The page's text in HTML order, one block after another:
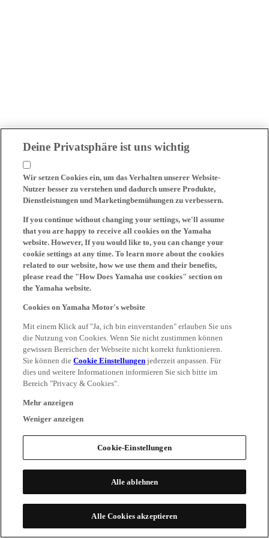
Deine Privatsphäre ist uns wichtig
Wir setzen Cookies ein, um das Verhalten unserer Website-
Nutzer besser zu verstehen und dadurch unsere Produkte,
Dienstleistungen und Marketingbemühungen zu verbessern.
If you continue without changing your settings, we'll assume
that you are happy to receive all cookies on the Yamaha
website. However, If you would like to, you can change your
cookie settings at any time. To learn more about the cookies
related to our website, how we use them and their benefits,
please read the "How Does Yamaha use cookies" section on
the Yamaha website.
Cookies on Yamaha Motor's website
Mit einem Klick auf "Ja, ich bin einverstanden" erlauben Sie uns
die Nutzung von Cookies. Wenn Sie nicht zustimmen können
gewissen Bereichen der Webseite nicht korrekt funktionieren.
Sie können dieCookie Einstellungen jederzeit anpassen. Für
dies und weitere Informationen informieren Sie sich bitte im
Bereich "Privacy & Cookies".
Mehr anzeigen
Weniger anzeigen
Cookie-Einstellungen
Alle ablehnen
Alle Cookies akzeptieren